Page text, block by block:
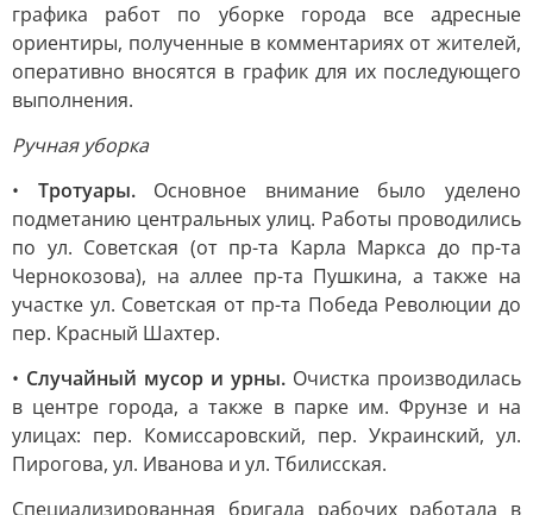
графика работ по уборке города все адресные
ориентиры, полученные в комментариях от жителей,
оперативно вносятся в график для их последующего
выполнения.
Ручная уборка
• Тротуары. Основное внимание было уделено
подметанию центральных улиц. Работы проводились
по ул. Советская (от пр-та Карла Маркса до пр-та
Чернокозова), на аллее пр-та Пушкина, а также на
участке ул. Советская от пр-та Победа Революции до
пер. Красный Шахтер.
• Случайный мусор и урны. Очистка производилась
в центре города, а также в парке им. Фрунзе и на
улицах: пер. Комиссаровский, пер. Украинский, ул.
Пирогова, ул. Иванова и ул. Тбилисская.
Специализированная бригада рабочих работала в